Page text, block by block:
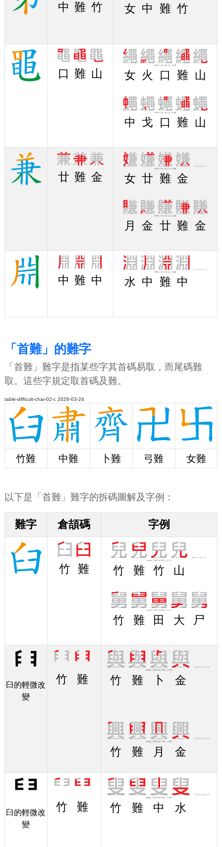
中 難 竹 女 中 難 竹
口 難 山 女 火 口 難 山
中 戈 口 難 山
廿 難 金 女 廿 難 金
月 金 廿 難 金
中 難 中 水 中 難 中
「首難」的難字
「首難」難字是指某些字其首碼易取，而尾碼難
取。這些字規定取首碼及難。
table-difficult-char-02-c 2026-03-24
竹難 中難 卜難 弓難 女難
以下是「首難」難字的拆碼圖解及字例：
難字 倉頡碼 字例
竹 難 竹 難 竹 山
竹 難 田 大 尸
臼的輕微改
變
竹 難 竹 難 卜 金
竹 難 月 金
臼的輕微改
變
竹 難 竹 難 中 水